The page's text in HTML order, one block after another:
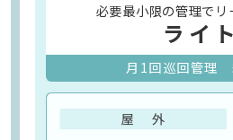
必要最小限の管理でリ
ライト
月1回巡回管理